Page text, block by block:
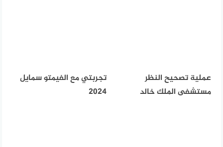
عملية تصحيح النظر
مستشفى الملك خالد
تجربتي مع الفيمتو سمايل
2024